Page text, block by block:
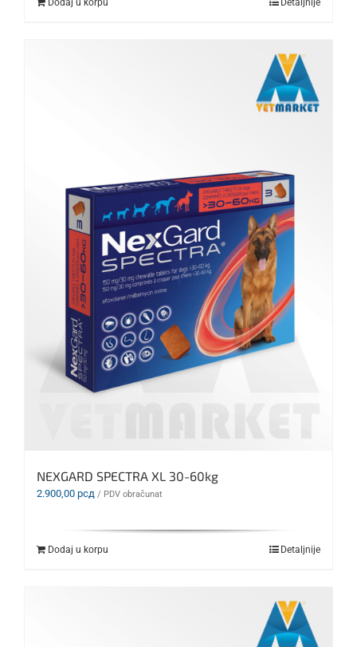
NEXGARD SPECTRA XL 30-60kg
2.900,00 рсд / PDV obračunat
Dodaj u korpu Detaljnije